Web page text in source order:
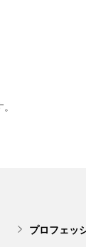
プロフェッ